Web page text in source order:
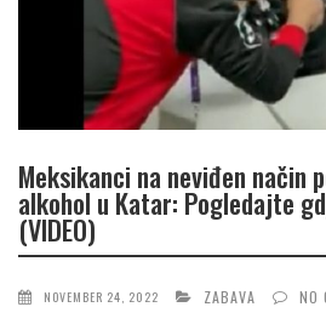
Meksikanci na neviđen način
alkohol u Katar: Pogledajte
(VIDEO)
NOVEMBER 24, 2022 ZABAVA NO